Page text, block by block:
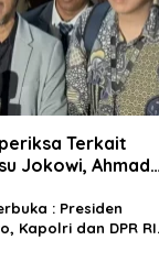
Terkait
Jokowi, Ahmad
: Presiden
Kapolri dan DPR RI